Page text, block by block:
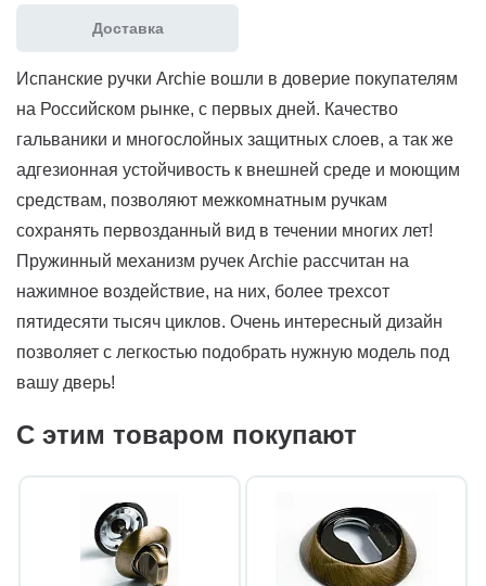
Доставка
Испанские ручки Archie вошли в доверие покупателям
на Российском рынке, с первых дней. Качество
гальваники и многослойных защитных слоев, а так же
адгезионная устойчивость к внешней среде и моющим
средствам, позволяют межкомнатным ручкам
сохранять первозданный вид в течении многих лет!
Пружинный механизм ручек Archie рассчитан на
нажимное воздействие, на них, более трехсот
пятидесяти тысяч циклов. Очень интересный дизайн
позволяет с легкостью подобрать нужную модель под
вашу дверь!
С этим товаром покупают